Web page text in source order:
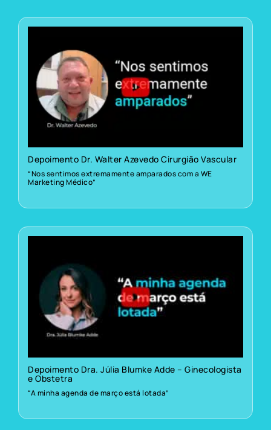
Depoimento Dr. Walter Azevedo Cirurgião Vascular
“Nos sentimos extremamente amparados com a WE
Marketing Médico”
Depoimento Dra. Júlia Blumke Adde – Ginecologista
e Obstetra
“A minha agenda de março está lotada”